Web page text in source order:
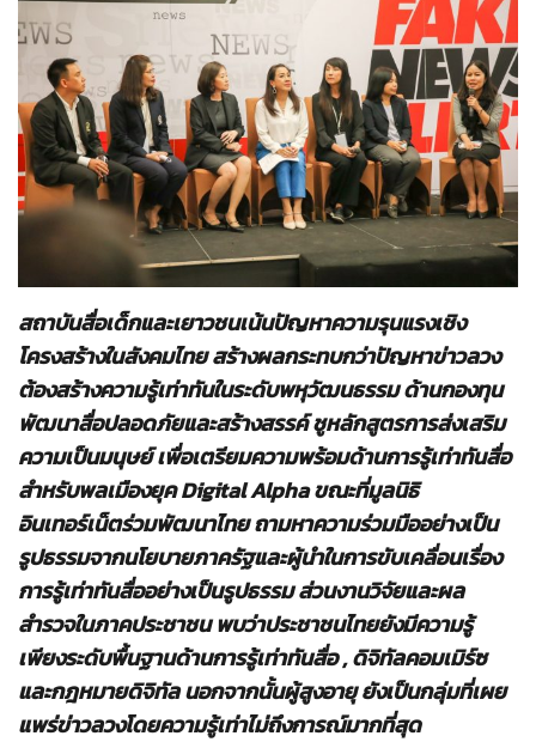
สถาบันสื่อเด็กและเยาวชนเน้นปัญหาความรุนแรงเชิง
โครงสร้างในสังคมไทย สร้างผลกระทบกว่าปัญหาข่าวลวง
ต้องสร้างความรู้เท่าทันในระดับพหุวัฒนธรรม ด้านกองทุน
พัฒนาสื่อปลอดภัยและสร้างสรรค์ ชูหลักสูตรการส่งเสริม
ความเป็นมนุษย์ เพื่อเตรียมความพร้อมด้านการรู้เท่าทันสื่อ
สำหรับพลเมืองยุคDigital Alphaขณะที่มูลนิธิ
อินเทอร์เน็ตร่วมพัฒนาไทย ถามหาความร่วมมืออย่างเป็น
รูปธรรมจากนโยบายภาครัฐและผู้นำในการขับเคลื่อนเรื่อง
การรู้เท่าทันสื่ออย่างเป็นรูปธรรม ส่วนงานวิจัยและผล
สำรวจในภาคประชาชน พบว่าประชาชนไทยยังมีความรู้
เพียงระดับพื้นฐานด้านการรู้เท่าทันสื่อ,ดิจิทัลคอมเมิร์ซ
และกฎหมายดิจิทัล นอกจากนั้นผู้สูงอายุ ยังเป็นกลุ่มที่เผย
แพร่ข่าวลวงโดยความรู้เท่าไม่ถึงการณ์มากที่สุด